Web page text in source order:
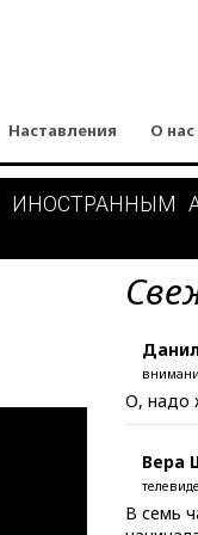
Наставления О нас
О, надо
Вера
В семь